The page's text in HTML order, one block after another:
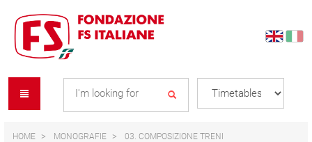
content
navigation
menu
HOME MONOGRAFIE
03. COMPOSIZIONE TRENI